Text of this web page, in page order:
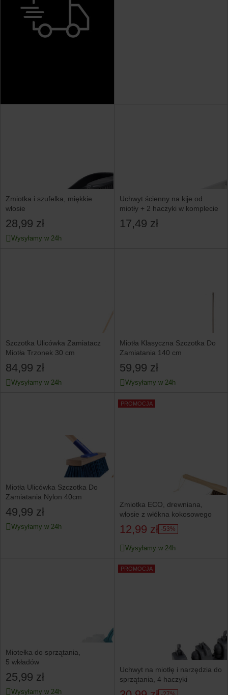
Zmiotka i szufelka, miękkie
włosie
28,99 zł
Wysyłamy w 24h
Uchwyt ścienny na kije od
miotły + 2 haczyki w komplecie
17,49 zł
Szczotka Ulicówka Zamiatacz
Miotła Trzonek 30 cm
84,99 zł
Wysyłamy w 24h
Miotła Klasyczna Szczotka Do
Zamiatania 140 cm
59,99 zł
Wysyłamy w 24h
Miotła Ulicówka Szczotka Do
Zamiatania Nylon 40cm
49,99 zł
Wysyłamy w 24h
PROMOCJA
Zmiotka ECO, drewniana,
włosie z włókna kokosowego
12,99 zł -53%
Wysyłamy w 24h
Miotełka do sprzątania,
5 wkładów
25,99 zł
Wysyłamy w 24h
PROMOCJA
Uchwyt na miotłę i narzędzia do
sprzątania, 4 haczyki